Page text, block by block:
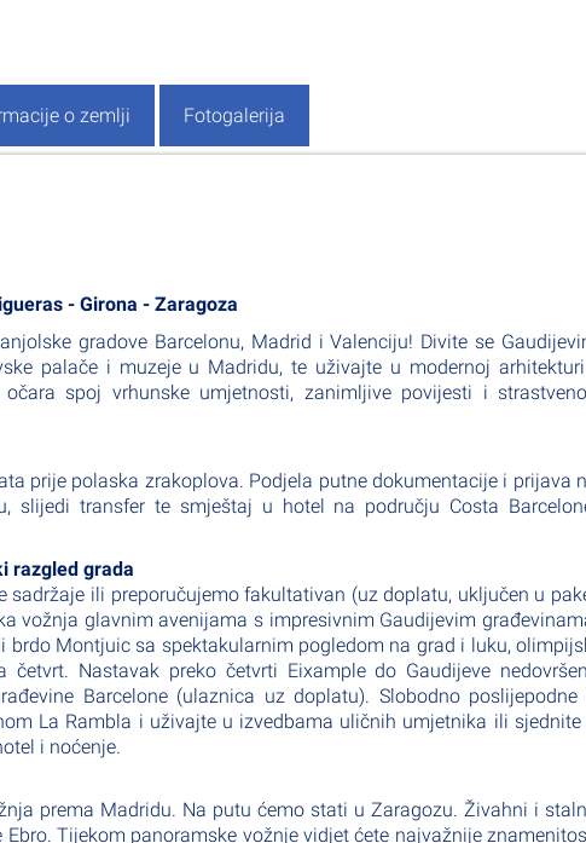
o zemlji Fotogalerija
- Girona - Zaragoza
gradove Barcelonu, Madrid i Valenciju! Divite se
palače i muzeje u Madridu, te uživajte u modernoj
spoj vrhunske umjetnosti, zanimljive povijesti i
prije polaska zrakoplova. Podjela putne dokumentacije i prijava
slijedi transfer te smještaj u hotel na području Costa
razgled grada
sadržaje ili preporučujemo fakultativan (uz doplatu, uključen u
vožnja glavnim avenijama s impresivnim Gaudijevim
Montjuic sa spektakularnim pogledom na grad i luku,
Nastavak preko četvrti Eixample do Gaudijeve
Barcelone (ulaznica uz doplatu). Slobodno poslijepodne
La Rambla i uživajte u izvedbama uličnih umjetnika ili sjednite
i noćenje.
prema Madridu. Na putu ćemo stati u Zaragozu. Živahni i
Tijekom panoramske vožnje vidjet ćete najvažnije